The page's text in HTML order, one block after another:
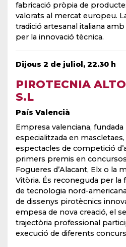
fabricació pròpia de
valorats al mercat europeu.
tradició artesanal italiana
per la innovació tècnica.
Dijous 2 de juliol, 22.30 h
PIROTECNIA
S.L
País Valencià
Empresa valenciana, fundada
especialitzada en
espectacles de competició
primers premis en
Fogueres d’Alacant, Elx o la
Vitòria. És reconeguda per la
de tecnologia nord-
de dissenys pirotècnics
empesa de nova creació, el
trajectòria professional
execució de diferents